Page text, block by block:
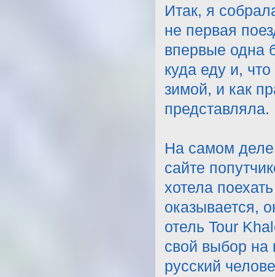
Итак, я
не первая
впервые одна
куда еду и,
зимой, и как
На самом
сайте
хотела
оказывается,
отель Tour
свой выбор на
русский